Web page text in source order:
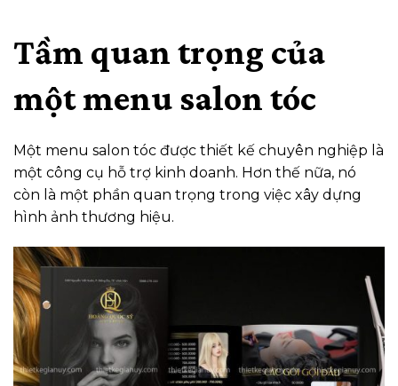
Tầm quan trọng của
một menu salon tóc
Một menu salon tóc được thiết kế chuyên nghiệp là
một công cụ hỗ trợ kinh doanh. Hơn thế nữa, nó
còn là một phần quan trọng trong việc xây dựng
hình ảnh thương hiệu.